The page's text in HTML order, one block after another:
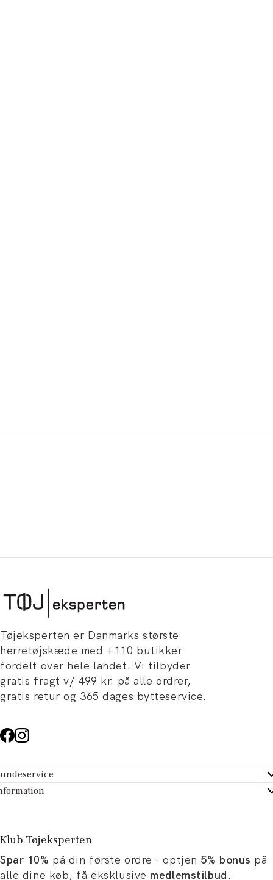
Tøjeksperten er Danmarks største
herretøjskæde med +110 butikker
fordelt over hele landet. Vi tilbyder
gratis fragt v/ 499 kr. på alle ordrer,
gratis retur og 365 dages bytteservice.
- Hjælpecenter
dit køb
Tøjeksperten
og artikler
Klub Tøjeksperten
Spar 10% på din første ordre - optjen 5% bonus på
alle dine køb, få eksklusive medlemstilbud,